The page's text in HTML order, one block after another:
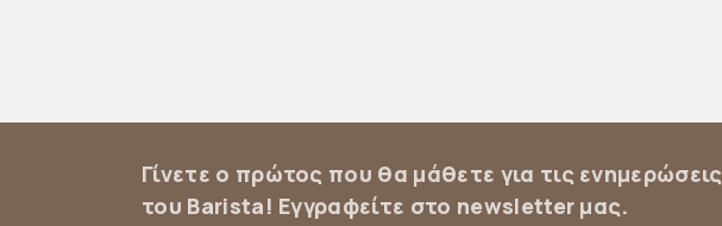
Γίνετε ο πρώτος που θα μάθετε για τις ενημερώσεις
του Barista! Εγγραφείτε στο newsletter μας.